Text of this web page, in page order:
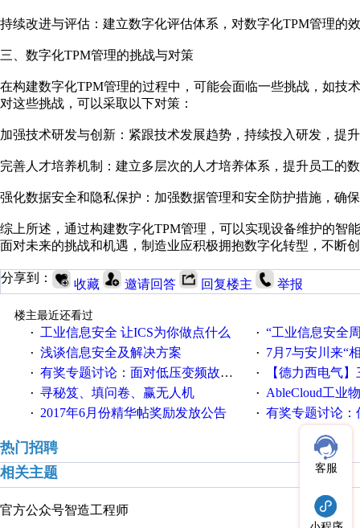
持续改进与评估：建立数字化评估体系，对数字化TPM管理的
三、数字化TPM管理的挑战与对策
在构建数字化TPM管理的过程中，可能会面临一些挑战，如技
对这些挑战，可以采取以下对策：
加强技术研发与创新：紧跟技术发展趋势，持续投入研发，提
完善人才培养机制：建立多层次的人才培养体系，提升员工的
强化数据安全和隐私保护：加强数据管理和安全防护措施，确
综上所述，通过构建数字化TPM管理，可以实现设备维护的智
面对未来的挑战和机遇，制造业应积极拥抱数字化转型，不断
分享到： 收藏 邀请回答 回复楼主 举报
楼主最近还看过
·
工业信息安全 让ICS为你做点什么 · “工业信息安全周之我见”
· 浅谈信息安全及解决方案 · 7月7与安川来“
· 有奖专题讨论：面对低压变频故障，老手是这样解决的！ · 【德力西电气】三
· 寻秘笈、填问卷、赢无人机 · AbleCloud工业物联
· 2017年6月份精华帖奖励发放公告 · 有奖专题讨论：伺服选择
热门招聘
相关主题
官方公众号智造工程师
客服